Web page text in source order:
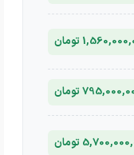
تومان
تومان
تومان